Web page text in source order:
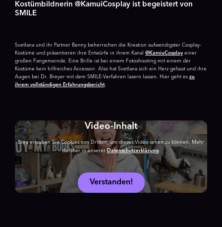
Kostümbildnerin @KamuiCosplay ist begeistert von
SMILE
Svetlana und ihr Partner Benny beherrschen die Kreation aufwendigster Cosplay-
Kostüme und präsentieren ihre Entwürfe in ihrem Kanal @KamiuCosplay einer
großen Fangemeinde. Eine Brille ist bei einem Fotoshooting mit einem der
Kostüme kein hilfreiches Accessoir. Also hat Svetlana sich ein Herz gefasst und ihre
Augen bei Dr. Breyer mit dem SMILE-Verfahren lasern lassen. Hier geht es zu
ihrem vollständigen Erfahrungsbericht.
Video-Inhalt
Bitte erlauben Sie Cookies von Dritten, um dieses Video sehen zu können. Mehr
darüber in unserer Datenschutzerklärung
Verstanden!